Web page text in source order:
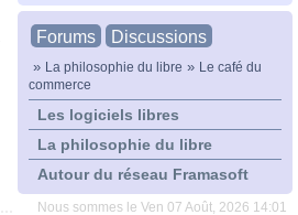
Forums Discussions
» La philosophie du libre » Le café du
commerce
Les logiciels libres
La philosophie du libre
Autour du réseau Framasoft
Nous sommes le Ven 07 Août, 2026 14:01